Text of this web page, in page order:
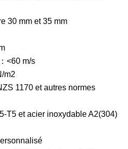
30 mm et 35 mm
<60 m/s
m2
1170 et autres normes
T5 et acier inoxydable A2(304)